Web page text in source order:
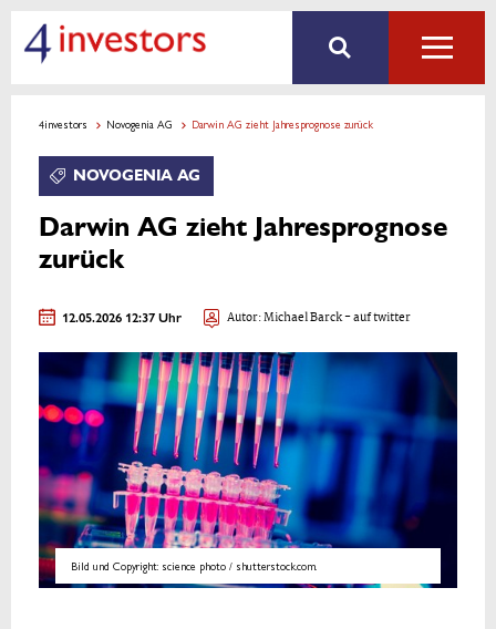
4investors Novogenia AG Darwin AG zieht Jahresprognose zurück
NOVOGENIA AG
Darwin AG zieht Jahresprognose
zurück
12.05.2026 12:37 Uhr Autor:Michael Barck- auf twitter
Bild und Copyright: science photo / shutterstock.com.